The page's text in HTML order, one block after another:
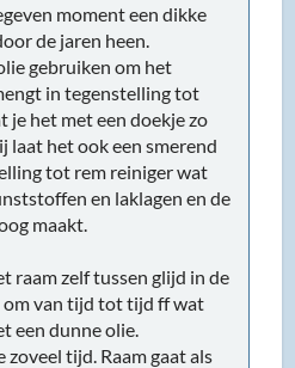
moment een dikke
de jaren heen.
gebruiken om het
in tegenstelling tot
het met een doekje zo
laat het ook een smerend
tot rem reiniger wat
en laklagen en de
maakt.
raam zelf tussen glijd in de
van tijd tot tijd ff wat
een dunne olie.
zoveel tijd. Raam gaat als